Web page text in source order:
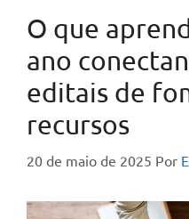
O que
ano
editais de
recursos
20 de maio de 2025 Por